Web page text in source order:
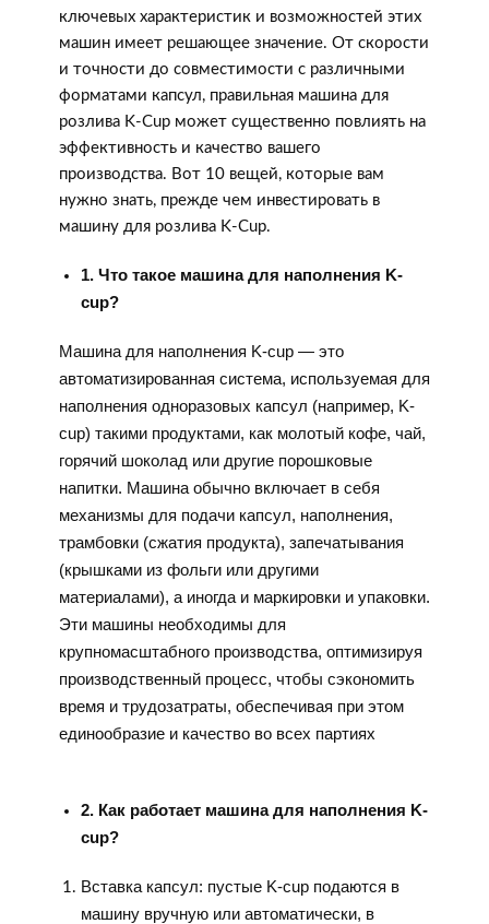
ключевых характеристик и возможностей этих
машин имеет решающее значение. От скорости
и точности до совместимости с различными
форматами капсул, правильная машина для
розлива K-Cup может существенно повлиять на
эффективность и качество вашего
производства. Вот 10 вещей, которые вам
нужно знать, прежде чем инвестировать в
машину для розлива K-Cup.
1. Что такое машина для наполнения K-
cup?
Машина для наполнения K-cup — это
автоматизированная система, используемая для
наполнения одноразовых капсул (например, K-
cup) такими продуктами, как молотый кофе, чай,
горячий шоколад или другие порошковые
напитки. Машина обычно включает в себя
механизмы для подачи капсул, наполнения,
трамбовки (сжатия продукта), запечатывания
(крышками из фольги или другими
материалами), а иногда и маркировки и упаковки.
Эти машины необходимы для
крупномасштабного производства, оптимизируя
производственный процесс, чтобы сэкономить
время и трудозатраты, обеспечивая при этом
единообразие и качество во всех партиях
2. Как работает машина для наполнения K-
cup?
Вставка капсул: пустые K-cup подаются в
машину вручную или автоматически, в